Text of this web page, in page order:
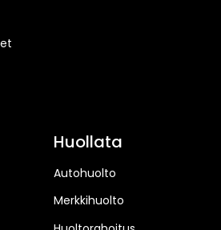
Huollata
Autohuolto
Merkkihuolto